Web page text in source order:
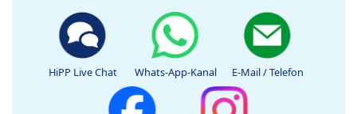
HiPP Live Chat Whats-App-Kanal E-Mail / Telefon